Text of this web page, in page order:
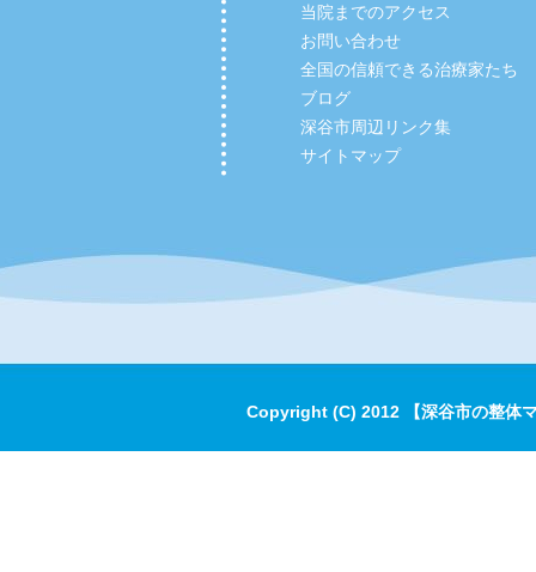
当院までのアクセス
お問い合わせ
全国の信頼できる治療家たち
ブログ
深谷市周辺リンク集
サイトマップ
Copyright (C) 2012 【深谷市の整体